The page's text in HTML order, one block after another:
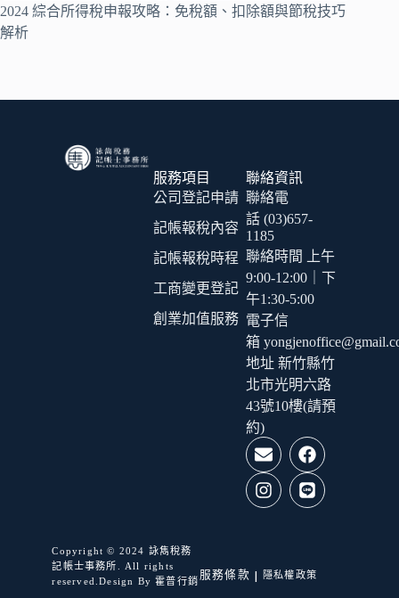
2024 綜合所得稅申報攻略：免稅額、扣除額與節稅技巧
解析
服務項目
公司登記申請
記帳報稅內容
記帳報稅時程
工商變更登記
創業加值服務
聯絡資訊
聯絡電
話 (03)657-
1185
聯絡時間 上午
9:00-12:00｜下
午1:30-5:00
電子信
箱
地址 新竹縣竹
北市光明六路
43號10樓(請預
約)
Copyright © 2024 詠雋稅務
記帳士事務所. All rights
reserved.Design By 霍普行銷 服務條款 | 隱私權政策